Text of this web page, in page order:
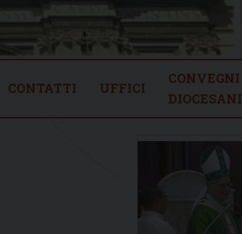
CONTATTI UFFICI
CONVEGNI
DIOCESANI